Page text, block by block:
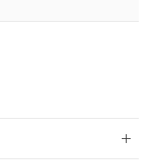
は、"個人情報
含有証明書
での期間は出
ことから備考